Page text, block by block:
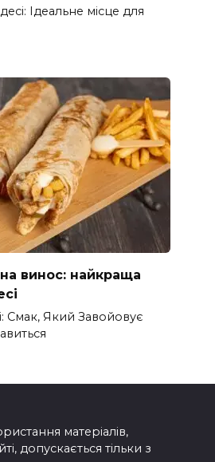
Ідеальне місце для
винос: найкраща
Смак, Який Завойовує
матеріалів,
допускається тільки з